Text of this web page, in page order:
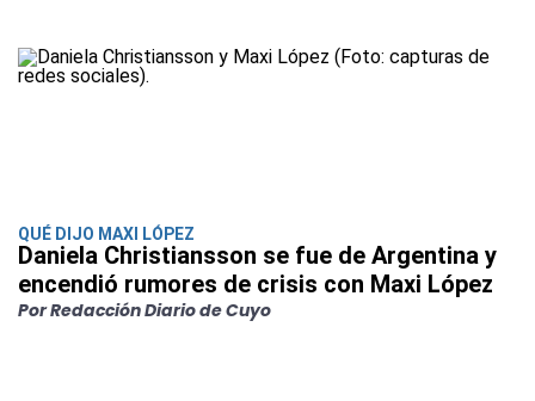
QUÉ DIJO MAXI LÓPEZ
Daniela Christiansson se fue de Argentina y
encendió rumores de crisis con Maxi López
Por Redacción Diario de Cuyo